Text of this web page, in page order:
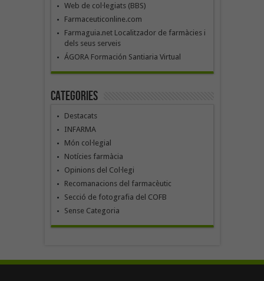
Web de col·legiats (BBS)
Farmaceuticonline.com
Farmaguia.net Localitzador de farmàcies i
dels seus serveis
ÁGORA Formación Santiaria Virtual
Categories
Destacats
INFARMA
Món col·legial
Notícies farmàcia
Opinions del Col·legi
Recomanacions del farmacèutic
Secció de fotografia del COFB
Sense Categoria